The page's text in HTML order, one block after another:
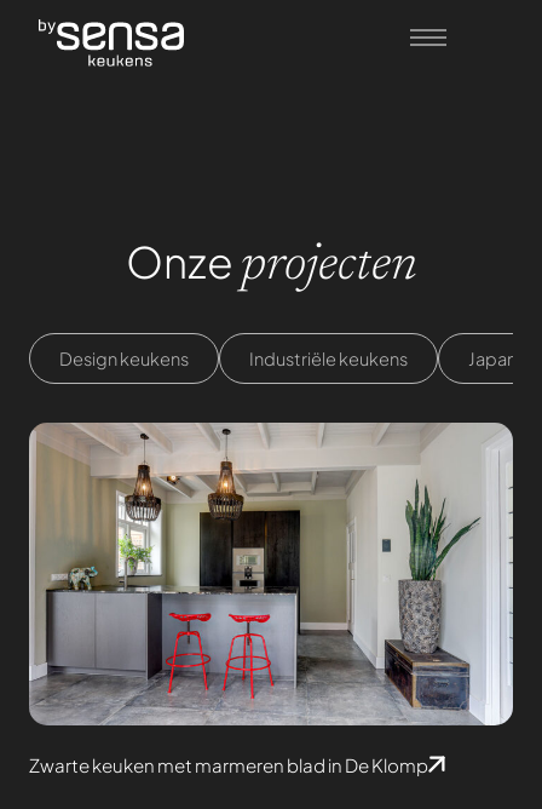
Onze projecten
Design keukens Industriële keukens Japandi
Zwarte keuken met marmeren blad in De Klomp